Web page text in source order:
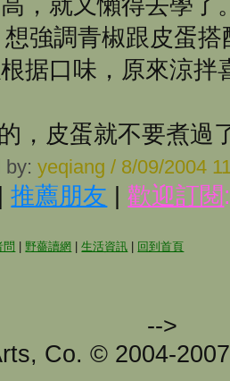
強調青椒跟皮蛋
据口味，原來涼拌
，皮蛋就不要煮過
by:yeqiang / 8/09/2004
|推薦朋友 |歡迎訂閱
問 野薔讀網 |生活資訊 回到首頁
-->
Co. © 2004-